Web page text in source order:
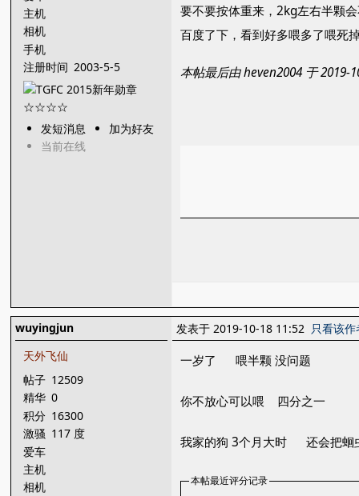
主机
相机
手机
注册时间 2003-5-5
发短消息
加为好友
当前在线
要不要按体重来，2kg左右半颗
百度了下，看到好多喂多了喂死
本帖最后由 heven2004 于 2019-
wuyingjun
天外飞仙
帖子 12509
精华 0
积分 16300
激骚 117 度
爱车
主机
相机
发表于 2019-10-18 11:52 只看该作
一岁了 喂半颗 没问题
你不放心可以喂 四分之一
我家的狗 3个月大时 还会把
本帖最近评分记录